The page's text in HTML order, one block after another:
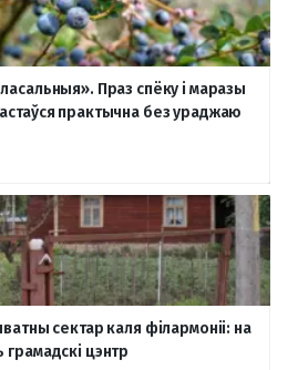
Праз спёку і маразы
практычна без ураджаю
сектар каля філармоніі: на
цэнтр